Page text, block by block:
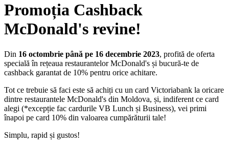
Promoția Cashback
McDonald's revine!
Din 16 octombrie până pe 16 decembrie 2023, profită de oferta
specială în rețeaua restaurantelor McDonald's și bucură-te de
cashback garantat de 10% pentru orice achitare.
Tot ce trebuie să faci este să achiți cu un card Victoriabank la oricare
dintre restaurantele McDonald's din Moldova, și, indiferent ce card
alegi (*excepție fac cardurile VB Lunch și Business), vei primi
înapoi pe card 10% din valoarea cumpărăturii tale!
Simplu, rapid și gustos!